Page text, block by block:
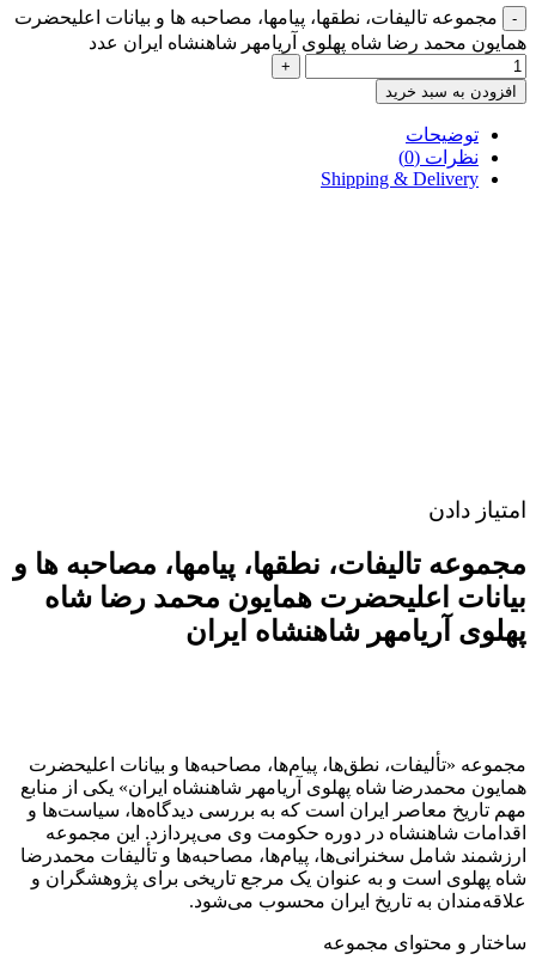
-
مجموعه تالیفات، نطقها، پیامها، مصاحبه ها و بیانات اعلیحضرت
همایون محمد رضا شاه پهلوى آریامهر شاهنشاه ايران عدد
+
افزودن به سبد خرید
توضیحات
نظرات (0)
Shipping & Delivery
امتیاز دادن
مجموعه تالیفات، نطقها، پیامها، مصاحبه ها و
بیانات اعلیحضرت همایون محمد رضا شاه
پهلوى آریامهر شاهنشاه ايران
مجموعه «تألیفات، نطق‌ها، پیام‌ها، مصاحبه‌ها و بیانات اعلیحضرت
همایون محمدرضا شاه پهلوی آریامهر شاهنشاه ایران» یکی از منابع
مهم تاریخ معاصر ایران است که به بررسی دیدگاه‌ها، سیاست‌ها و
اقدامات شاهنشاه در دوره حکومت وی می‌پردازد. این مجموعه
ارزشمند شامل سخنرانی‌ها، پیام‌ها، مصاحبه‌ها و تألیفات محمدرضا
شاه پهلوی است و به عنوان یک مرجع تاریخی برای پژوهشگران و
علاقه‌مندان به تاریخ ایران محسوب می‌شود.
ساختار و محتوای مجموعه